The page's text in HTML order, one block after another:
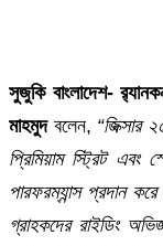
সুজুকি বাংলাদেশ-
মাহমুদবলেন, “জিক্সার
প্রিমিয়াম স্ট্রিট এবং
পারফরম্যান্স প্রদান
গ্রাহকদের রাইডিং